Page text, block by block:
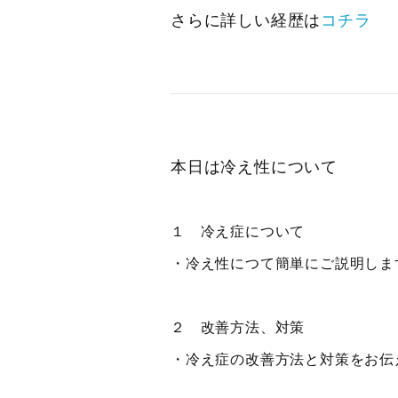
さらに詳しい経歴は コチラ
本日は冷え性について
１ 冷え症について
・冷え性につて簡単にご説明しま
２ 改善方法、対策
・冷え症の改善方法と対策をお伝